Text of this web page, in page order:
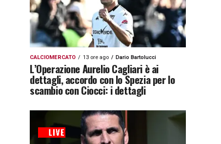
CALCIOMERCATO 13 ore ago Dario Bartolucci
L’Operazione Aurelio Cagliari è ai
dettagli, accordo con lo Spezia per lo
scambio con Ciocci: i dettagli